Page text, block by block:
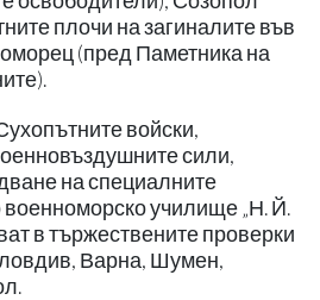
плочи на загиналите във
(пред Паметника на
войски,
сили,
на специалните
училище „Н. Й.
в тържествените проверки
Варна, Шумен,